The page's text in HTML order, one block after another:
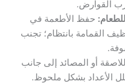
القوارض.
حفظ الأطعمة في
القمامة بانتظام؛ تجنب
أو المصائد إلى جانب
الأعداد بشكل ملحوظ.